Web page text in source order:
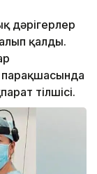
дәрігерлер
қалды.
парақшасында
тілшісі.